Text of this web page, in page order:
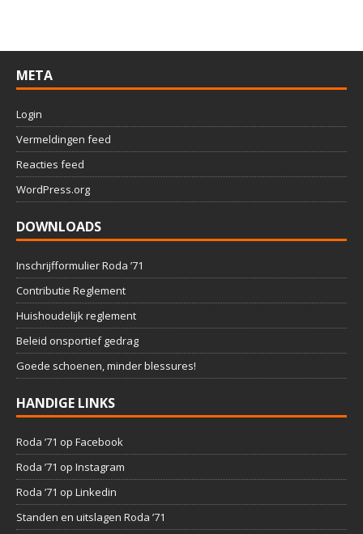
META
Login
Vermeldingen feed
Reacties feed
WordPress.org
DOWNLOADS
Inschrijfformulier Roda ’71
Contributie Reglement
Huishoudelijk reglement
Beleid onsportief gedrag
Goede schoenen, minder blessures!
HANDIGE LINKS
Roda ’71 op Facebook
Roda ’71 op Instagram
Roda ’71 op Linkedin
Standen en uitslagen Roda ’71